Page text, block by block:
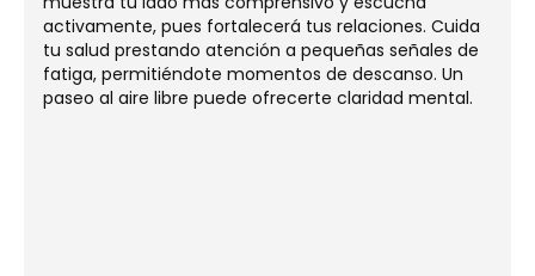
activamente, pues fortalecerá tus relaciones. Cuida
tu salud prestando atención a pequeñas señales de
fatiga, permitiéndote momentos de descanso. Un
paseo al aire libre puede ofrecerte claridad mental.